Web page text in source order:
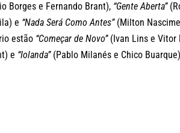
Borges e Fernando Brant), “Gente Aberta”
e “Nada Será Como Antes”(Milton
estão “Começar de Novo”(Ivan Lins e Vitor
e “Iolanda”(Pablo Milanés e Chico